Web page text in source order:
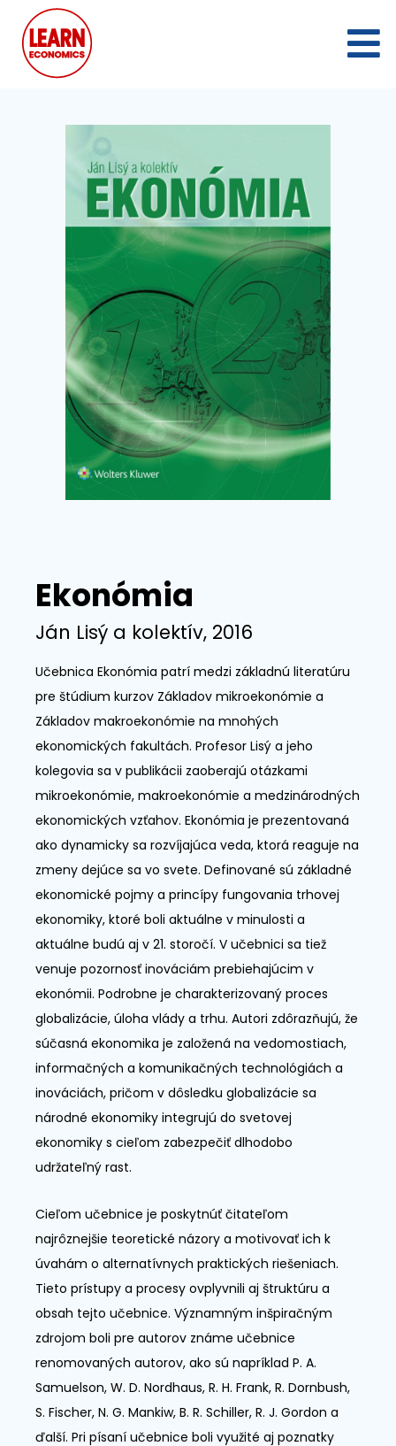
Ekonómia
Ján Lisý a kolektív, 2016
Učebnica Ekonómia patrí medzi základnú literatúru
pre štúdium kurzov Základov mikroekonómie a
Základov makroekonómie na mnohých
ekonomických fakultách. Profesor Lisý a jeho
kolegovia sa v publikácii zaoberajú otázkami
mikroekonómie, makroekonómie a medzinárodných
ekonomických vzťahov. Ekonómia je prezentovaná
ako dynamicky sa rozvíjajúca veda, ktorá reaguje na
zmeny dejúce sa vo svete. Definované sú základné
ekonomické pojmy a princípy fungovania trhovej
ekonomiky, ktoré boli aktuálne v minulosti a
aktuálne budú aj v 21. storočí. V učebnici sa tiež
venuje pozornosť inováciám prebiehajúcim v
ekonómii. Podrobne je charakterizovaný proces
globalizácie, úloha vlády a trhu. Autori zdôrazňujú, že
súčasná ekonomika je založená na vedomostiach,
informačných a komunikačných technológiách a
inováciách, pričom v dôsledku globalizácie sa
národné ekonomiky integrujú do svetovej
ekonomiky s cieľom zabezpečiť dlhodobo
udržateľný rast.
Cieľom učebnice je poskytnúť čitateľom
najrôznejšie teoretické názory a motivovať ich k
úvahám o alternatívnych praktických riešeniach.
Tieto prístupy a procesy ovplyvnili aj štruktúru a
obsah tejto učebnice. Významným inšpiračným
zdrojom boli pre autorov známe učebnice
renomovaných autorov, ako sú napríklad P. A.
Samuelson, W. D. Nordhaus, R. H. Frank, R. Dornbush,
S. Fischer, N. G. Mankiw, B. R. Schiller, R. J. Gordon a
ďalší. Pri písaní učebnice boli využité aj poznatky